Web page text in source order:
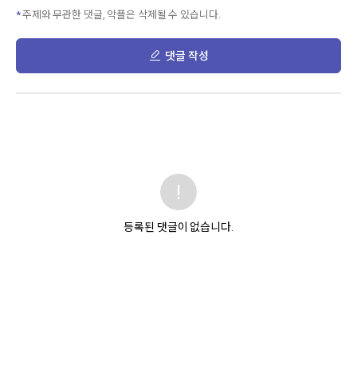
주제와 무관한 댓글, 악플은 삭제될 수 있습니다.
댓글 작성
등록된 댓글이 없습니다.